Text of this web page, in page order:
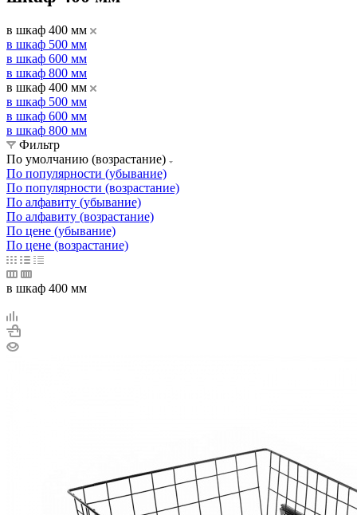
в шкаф 400 мм
в шкаф 500 мм
в шкаф 600 мм
в шкаф 800 мм
в шкаф 400 мм
в шкаф 500 мм
в шкаф 600 мм
в шкаф 800 мм
Фильтр
По умолчанию (возрастание)
По популярности (убывание)
По популярности (возрастание)
По алфавиту (убывание)
По алфавиту (возрастание)
По цене (убывание)
По цене (возрастание)
в шкаф 400 мм